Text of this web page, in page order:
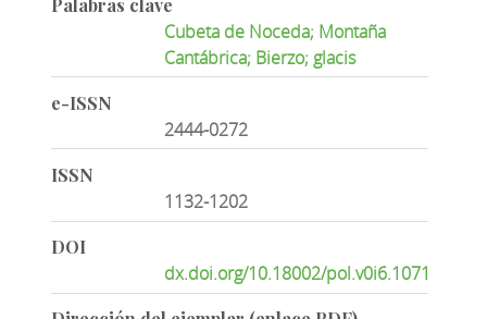
Cubeta de Noceda; Montaña
Cantábrica; Bierzo; glacis
e-ISSN
2444-0272
ISSN
1132-1202
DOI
dx.doi.org/10.18002/pol.v0i6.1071